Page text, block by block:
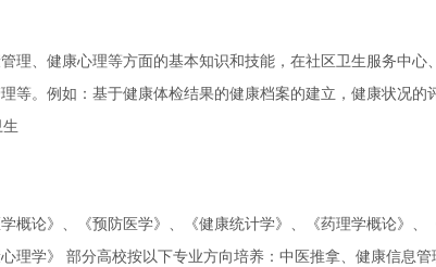
理、健康心理等方面的基本知识和技能，在社区卫生服务中心
等。例如：基于健康体检结果的健康档案的建立，健康状况的
概论》、《预防医学》、《健康统计学》、《药理学概论》、
理学》 部分高校按以下专业方向培养：中医推拿、健康信息管